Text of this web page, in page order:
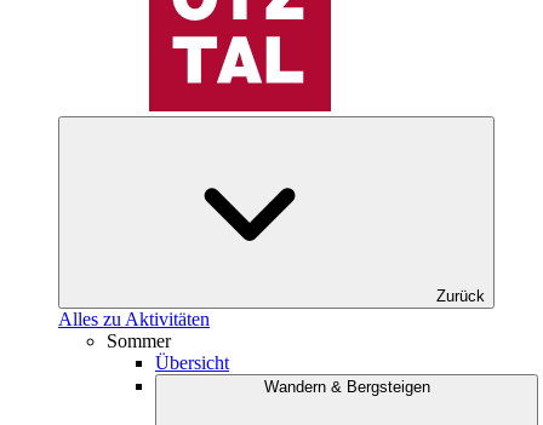
Zurück
Alles zu Aktivitäten
Sommer
Übersicht
Wandern & Bergsteigen